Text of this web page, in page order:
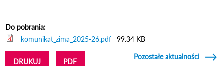
Do pobrania:
komunikat_zima_2025-26.pdf
99.34 KB
DRUKUJ PDF
Pozostałe aktualności